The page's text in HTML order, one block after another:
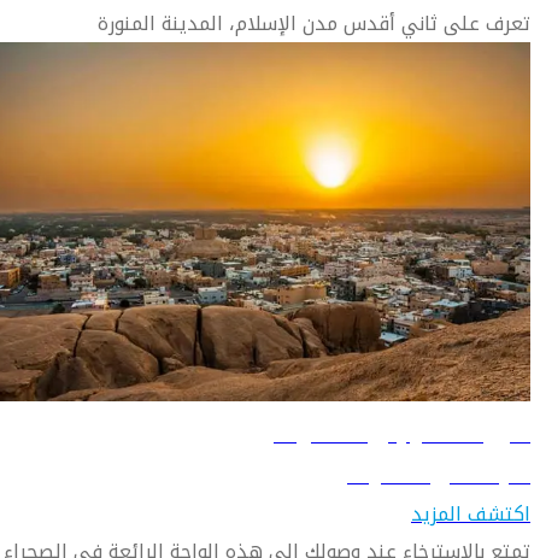
تعرف على ثاني أقدس مدن الإسلام، المدينة المنورة
دليل السفر إلى الهفوف
تعرّف على الهفوف
اكتشف المزيد